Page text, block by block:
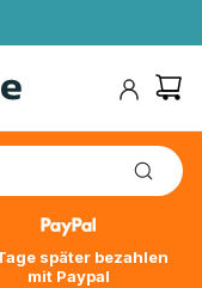
später bezahlen
mit Paypal